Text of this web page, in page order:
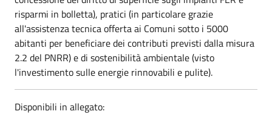
risparmi in bolletta), pratici (in particolare grazie
all'assistenza tecnica offerta ai Comuni sotto i 5000
abitanti per beneficiare dei contributi previsti dalla misura
2.2 del PNRR) e di sostenibilità ambientale (visto
l'investimento sulle energie rinnovabili e pulite).
Disponibili in allegato: